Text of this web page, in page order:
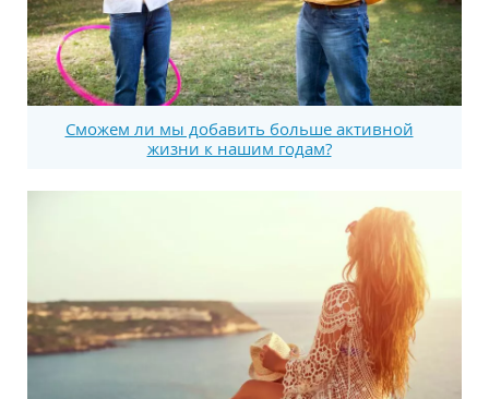
Сможем ли мы добавить больше активной
жизни к нашим годам?